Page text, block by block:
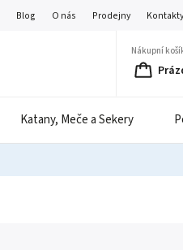
Blog O nás Prodejny Kontakty
Nákupní
Katany, Meče a Sekery